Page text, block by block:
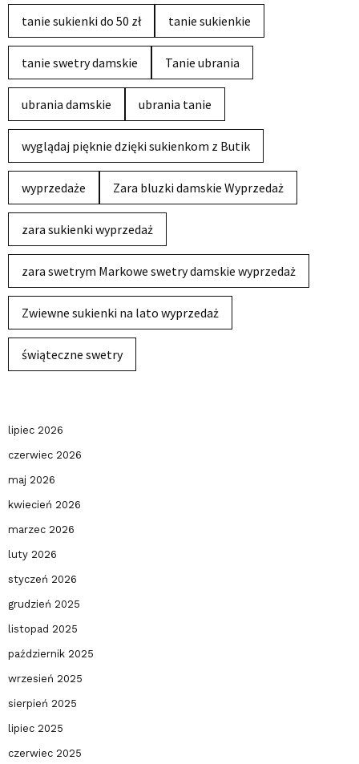
tanie sukienki do 50 zł tanie sukienkie
tanie swetry damskie Tanie ubrania
ubrania damskie ubrania tanie
wyglądaj pięknie dzięki sukienkom z Butik
wyprzedaże Zara bluzki damskie Wyprzedaż
zara sukienki wyprzedaż
zara swetrym Markowe swetry damskie wyprzedaż
Zwiewne sukienki na lato wyprzedaż
świąteczne swetry
lipiec 2026
czerwiec 2026
maj 2026
kwiecień 2026
marzec 2026
luty 2026
styczeń 2026
grudzień 2025
listopad 2025
październik 2025
wrzesień 2025
sierpień 2025
lipiec 2025
czerwiec 2025